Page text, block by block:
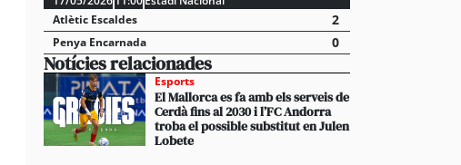
Atlètic Escaldes
2
Penya Encarnada 0
Notícies relacionades
Esports
El Mallorca es fa amb els serveis de
Cerdà fins al 2030 i l’FC Andorra
troba el possible substitut en Julen
Lobete